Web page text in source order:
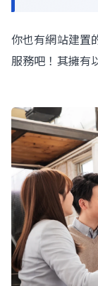
你也有網站建置
服務吧！其擁有